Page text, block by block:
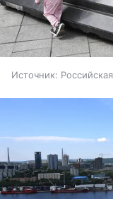
Источник: